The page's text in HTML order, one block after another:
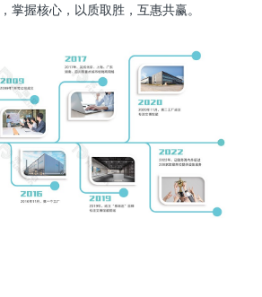
掌握核心，以质取胜，互惠共赢。